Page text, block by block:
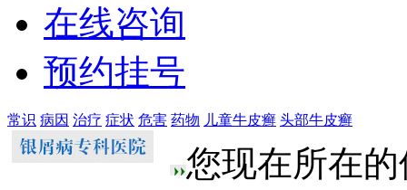
在线咨询
预约挂号
常识 病因 治疗 症状 危害 药物 儿童牛皮癣 头部牛皮癣
您现在所在